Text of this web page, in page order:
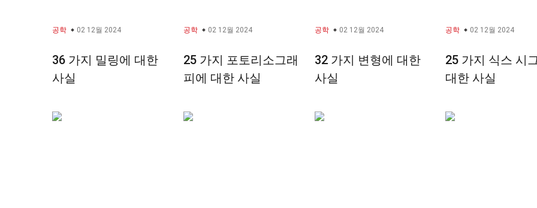
공학 02 12월 2024
36 가지 밀링에 대한
사실
공학 02 12월 2024
25 가지 포토리소그래
피에 대한 사실
공학 02 12월 2024
32 가지 변형에 대한
사실
공학 02 12월 2024
25 가지 식스 시
대한 사실